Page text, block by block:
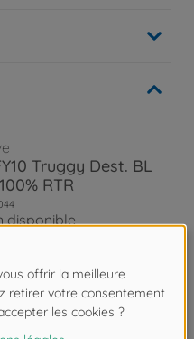
Truggy Dest. BL
RTR
disponible